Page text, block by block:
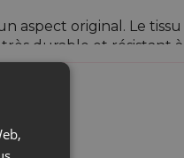
aspect original. Le tissu
durable et résistant à
matériau imitent le lin
qui permet